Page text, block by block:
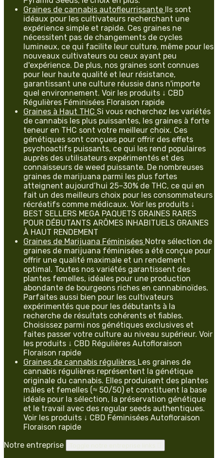
Graines de cannabis autofleurrissante Ils sont
idéaux pour les cultivateurs recherchant une
expérience simple et rapide. Ces graines ne
nécessitent pas de changements de cycles
lumineux, ce qui facilite leur culture, même pour les
nouveaux cultivateurs ou ceux ayant peu
d'expérience. De plus, nos graines sont connues
pour leur haute qualité et leur résistance,
garantissant une culture réussie dans n'importe
quel environnement. Voir les produits ↓ CBD
Régulières Féminisées Floraison rapide
Graines à Haut THC Si vous recherchez les variétés
de cannabis les plus puissantes, les graines à forte
teneur en THC sont votre meilleur choix. Ces
génétiques sont conçues pour offrir des effets
psychoactifs puissants, ce qui les rend populaires
auprès des utilisateurs expérimentés et des
connaisseurs de weed puissante. De nombreuses
graines de marijuana parmi les plus fortes
atteignent aujourd’hui 25–30% de THC, ce qui en
fait un des meilleurs choix pour les consommateurs
récréatifs comme médicaux. Voir les produits ↓
BEST SELLERS MEGA PAQUETS GRAINES RARES
POUR DÉBUTANTS ARÔMES INHABITUELS GRAINES
À HAUT RENDEMENT
Graines de Marijuana Féminisées Notre sélection de
graines de marijuana féminisées a été conçue pour
offrir une qualité maximale et un rendement
optimal. Toutes nos variétés garantissent des
plantes femelles, idéales pour une production
abondante de bourgeons riches en cannabinoïdes.
Parfaites aussi bien pour les cultivateurs
expérimentés que pour les débutants à la
recherche de résultats cohérents et fiables.
Choisissez parmi nos génétiques exclusives et
faites passer votre culture au niveau supérieur. Voir
les produits ↓ CBD Régulières Autofloraison
Floraison rapide
Graines de cannabis régulières Les graines de
cannabis régulières représentent la génétique
originale du cannabis. Elles produisent des plantes
mâles et femelles (≈ 50/50) et constituent la base
idéale pour la sélection, la préservation génétique
et le travail avec des regular seeds authentiques.
Voir les produits ↓ CBD Féminisées Autofloraison
Floraison rapide
Notre entreprise